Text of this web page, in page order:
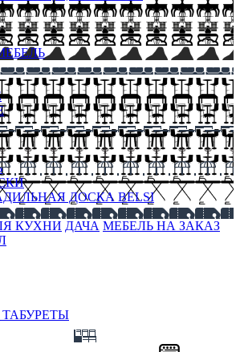
ДОСКА BELSI
КУХНИ ДАЧА МЕБЕЛЬ НА ЗАКАЗ
ТАБУРЕТЫ